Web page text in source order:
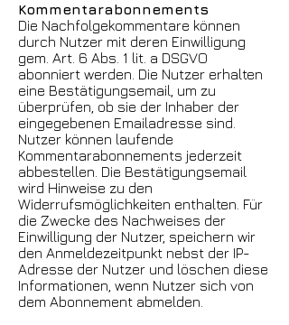
Kommentarabonnements
Die Nachfolgekommentare können
durch Nutzer mit deren Einwilligung
gem. Art. 6 Abs. 1 lit. a DSGVO
abonniert werden. Die Nutzer erhalten
eine Bestätigungsemail, um zu
überprüfen, ob sie der Inhaber der
eingegebenen Emailadresse sind.
Nutzer können laufende
Kommentarabonnements jederzeit
abbestellen. Die Bestätigungsemail
wird Hinweise zu den
Widerrufsmöglichkeiten enthalten. Für
die Zwecke des Nachweises der
Einwilligung der Nutzer, speichern wir
den Anmeldezeitpunkt nebst der IP-
Adresse der Nutzer und löschen diese
Informationen, wenn Nutzer sich von
dem Abonnement abmelden.